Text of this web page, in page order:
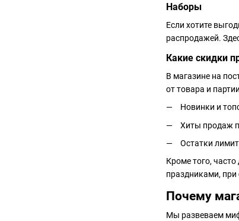
Наборы
Если хотите
распродажей.
Какие скидки
В магазине на
от товара и
Новинки и
Хиты продаж
Остатки
Кроме того,
праздниками, при
Почему
Мы развеваем